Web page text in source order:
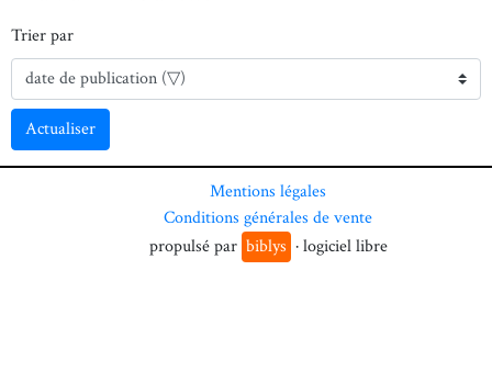
Trier par
Actualiser
Mentions légales
Conditions générales de vente
propulsé par biblys · logiciel libre